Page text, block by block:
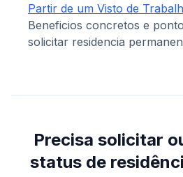
Partir de um Visto de
Beneficios concretos e
solicitar residencia
Precisa solicitar
status de